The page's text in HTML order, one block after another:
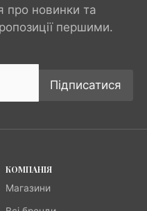
про новинки та
першими.
Підписатися
КОМПАНІЯ
Магазини